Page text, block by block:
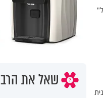
שאל את הרב